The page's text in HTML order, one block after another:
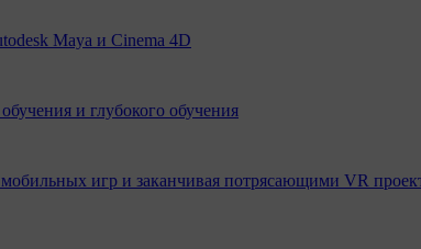
Maya и Cinema 4D
и глубокого обучения
игр и заканчивая потрясающими VR